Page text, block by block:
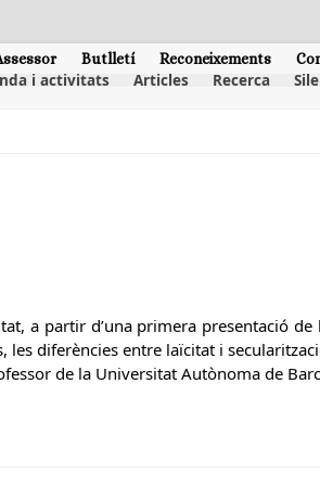
Butlletí Reconeixements
i activitats Articles Recerca
a partir d’una primera presentació
les diferències entre laïcitat i
de la Universitat Autònoma de